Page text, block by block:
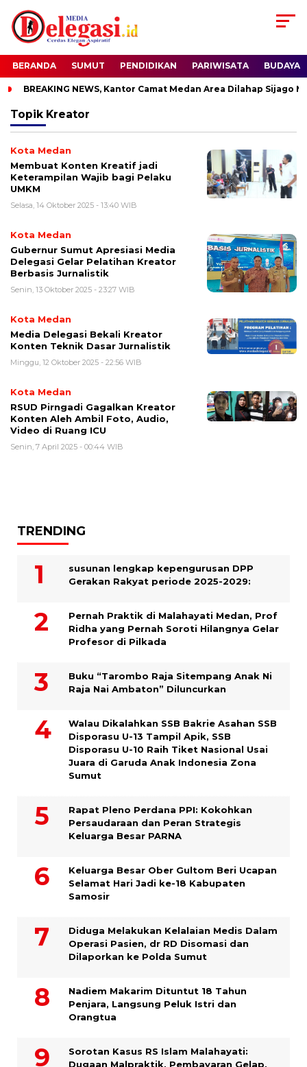
BERANDA SUMUT PENDIDIKAN PARIWISATA BUDAYA
BREAKING NEWS, Kantor Camat Medan Area Dilahap Sijago
Topik Kreator
Kota Medan
Membuat Konten Kreatif jadi
Keterampilan Wajib bagi Pelaku
UMKM
Selasa, 14 Oktober 2025 - 13:40 WIB
Kota Medan
Gubernur Sumut Apresiasi Media
Delegasi Gelar Pelatihan Kreator
Berbasis Jurnalistik
Senin, 13 Oktober 2025 - 23:27 WIB
Kota Medan
Media Delegasi Bekali Kreator
Konten Teknik Dasar Jurnalistik
Minggu, 12 Oktober 2025 - 22:56 WIB
Kota Medan
RSUD Pirngadi Gagalkan Kreator
Konten Aleh Ambil Foto, Audio,
Video di Ruang ICU
Senin, 7 April 2025 - 00:44 WIB
TRENDING
susunan lengkap kepengurusan DPP
Gerakan Rakyat periode 2025-2029:
Pernah Praktik di Malahayati Medan, Prof
Ridha yang Pernah Soroti Hilangnya Gelar
Profesor di Pilkada
Buku “Tarombo Raja Sitempang Anak Ni
Raja Nai Ambaton” Diluncurkan
Walau Dikalahkan SSB Bakrie Asahan SSB
Disporasu U-13 Tampil Apik, SSB
Disporasu U-10 Raih Tiket Nasional Usai
Juara di Garuda Anak Indonesia Zona
Sumut
Rapat Pleno Perdana PPI: Kokohkan
Persaudaraan dan Peran Strategis
Keluarga Besar PARNA
Keluarga Besar Ober Gultom Beri Ucapan
Selamat Hari Jadi ke-18 Kabupaten
Samosir
Diduga Melakukan Kelalaian Medis Dalam
Operasi Pasien, dr RD Disomasi dan
Dilaporkan ke Polda Sumut
​Nadiem Makarim Dituntut 18 Tahun
Penjara, Langsung Peluk Istri dan
Orangtua
Sorotan Kasus RS Islam Malahayati:
Dugaan Malpraktik, Pembayaran Gelap,